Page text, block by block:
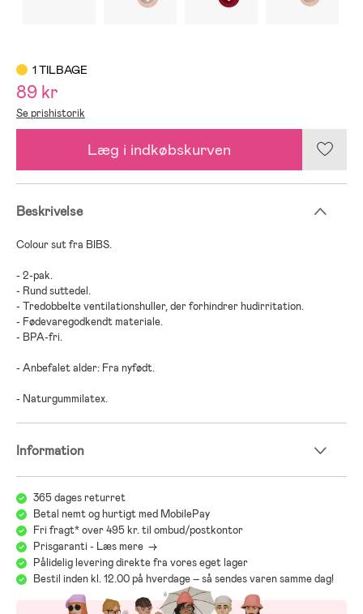
1 TILBAGE
89 kr
Se prishistorik
Læg i indkøbskurven
Beskrivelse
Colour sut fra BIBS.
- 2-pak.
- Rund suttedel.
- Tredobbelte ventilationshuller, der forhindrer hudirritation.
- Fødevaregodkendt materiale.
- BPA-fri.
- Anbefalet alder: Fra nyfødt.
- Naturgummilatex.
Information
365 dages returret
Betal nemt og hurtigt med MobilePay
Fri fragt* over 495 kr. til ombud/postkontor
Prisgaranti - Læs mere ->
Pålidelig levering direkte fra vores eget lager
Bestil inden kl. 12.00 på hverdage – så sendes varen samme dag!